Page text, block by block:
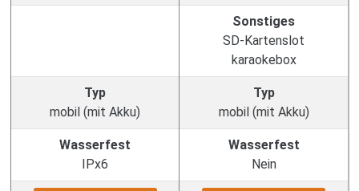
Sonstiges
SD-Kartenslot
karaokebox
Typ
mobil (mit Akku)
Typ
mobil (mit Akku)
Wasserfest
IPx6
Wasserfest
Nein